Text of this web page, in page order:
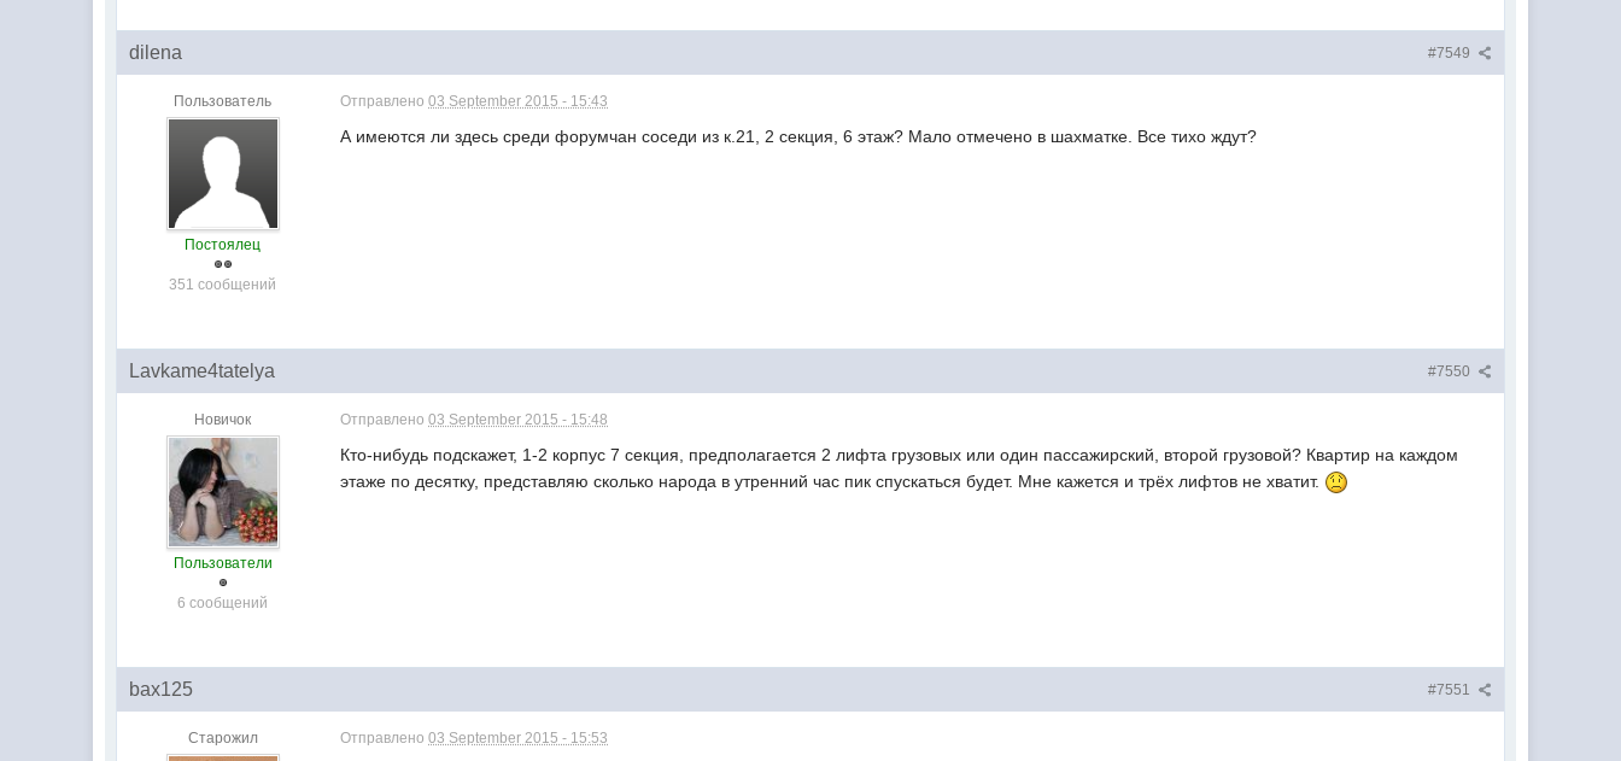
#7549
dilena
Пользователь
Постоялец
351 сообщений
Отправлено03 September 2015 - 15:43
А имеются ли здесь среди форумчан соседи из к.21, 2 секция, 6 этаж? Мало отмечено в шахматке. Все тихо ждут?
#7550
Lavkame4tatelya
Новичок
Пользователи
6 сообщений
Отправлено03 September 2015 - 15:48
Кто-нибудь подскажет, 1-2 корпус 7 секция, предполагается 2 лифта грузовых или один пассажирский, второй грузовой? Квартир на каждом
этаже по десятку, представляю сколько народа в утренний час пик спускаться будет. Мне кажется и трёх лифтов не хватит.
#7551
bax125
Старожил Отправлено03 September 2015 - 15:53